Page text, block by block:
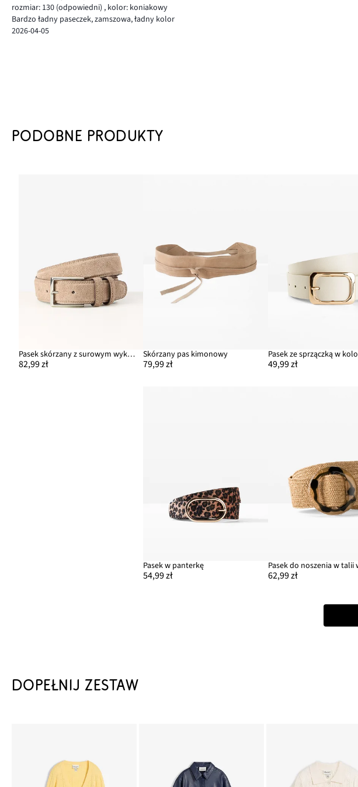
rozmiar: 130 (odpowiedni) , kolor: koniakowy
Bardzo ładny paseczek, zamszowa, ładny kolor
2026-04-05
PODOBNE PRODUKTY
Pasek skórzany z surowym wykończniem
82,99 zł
Skórzany pas kimonowy
79,99 zł 49,99 zł
Pasek w panterkę
54,99 zł 62,99 zł
DOPEŁNIJ ZESTAW